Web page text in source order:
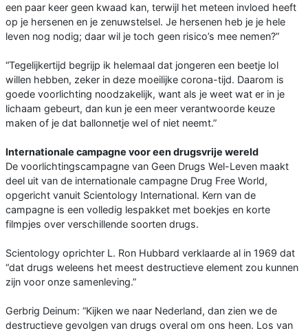
een paar keer geen kwaad kan, terwijl het meteen invloed heeft
op je hersenen en je zenuwstelsel. Je hersenen heb je je hele
leven nog nodig; daar wil je toch geen risico’s mee nemen?”
“Tegelijkertijd begrijp ik helemaal dat jongeren een beetje lol
willen hebben, zeker in deze moeilijke corona-tijd. Daarom is
goede voorlichting noodzakelijk, want als je weet wat er in je
lichaam gebeurt, dan kun je een meer verantwoorde keuze
maken of je dat ballonnetje wel of niet neemt.”
Internationale campagne voor een drugsvrije wereld
De voorlichtingscampagne van Geen Drugs Wel-Leven maakt
deel uit van de internationale campagne Drug Free World,
opgericht vanuit Scientology International. Kern van de
campagne is een volledig lespakket met boekjes en korte
filmpjes over verschillende soorten drugs.
Scientology oprichter L. Ron Hubbard verklaarde al in 1969 dat
“dat drugs weleens het meest destructieve element zou kunnen
zijn voor onze samenleving.”
Gerbrig Deinum: “Kijken we naar Nederland, dan zien we de
destructieve gevolgen van drugs overal om ons heen. Los van